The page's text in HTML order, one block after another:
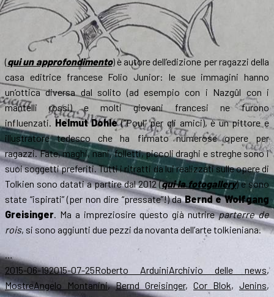
(qui un approfondimento) è autore dell’edizione per ragazzi della
casa editrice francese Folio Junior: le sue immagini hanno
un’ottica diversa dal solito (ad esempio con i Nazgûl con i
mantelli rossi) e molti giovani francesi ne furono
influenzati. Helmut Dohle(“Poul” per gli amici), è un pittore e
illustratore tedesco che ha firmato numerose opere per
ragazzi. Fate, maghi, nani, folletti, piccoli draghi e streghe sono i
suoi soggetti preferiti. Tutti i ritratti da lui realizzati sulle opere di
Tolkien sono datati a partire dal 2012 (qui la fotogallery) e sono
state “ispirati” (per non dire “pressate”!) daBernd e Wolfgang
Greisinger. Ma a impreziosire questo già nutrireparterre de
rois, si sono aggiunti due pezzi da novanta dell’arte tolkieniana.
…
Scritto
il
2015-06-192015-07-25Autore
Roberto ArduiniCategorie
Archivio delle news,
MostreTag
Angelo Montanini,Bernd Greisinger, Cor Blok, Jenins,